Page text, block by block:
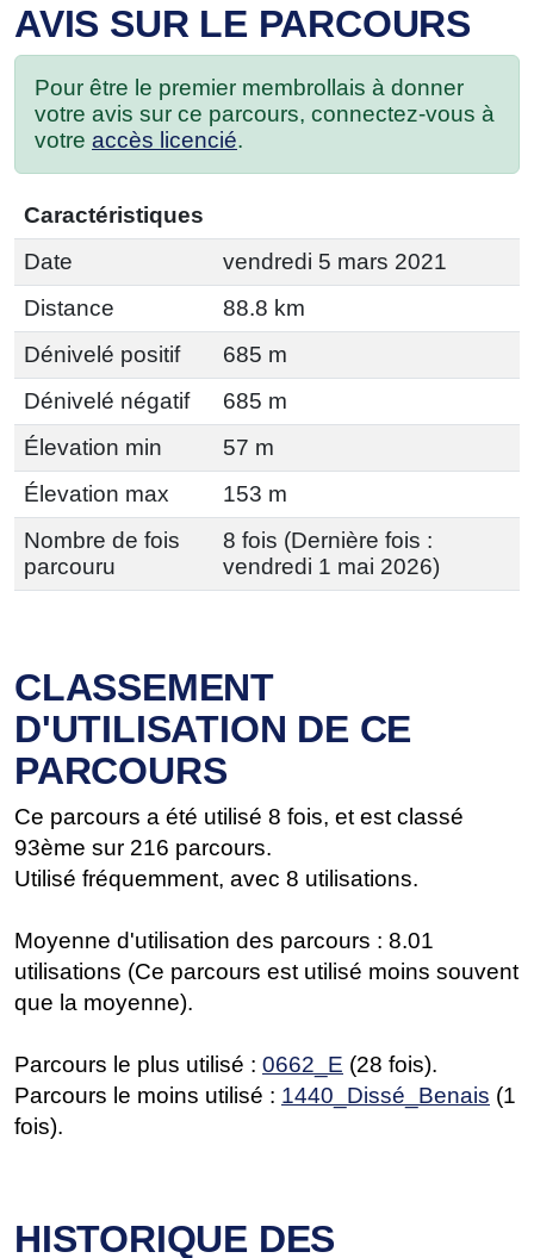
AVIS SUR LE PARCOURS
Pour être le premier membrollais à donner
votre avis sur ce parcours, connectez-vous à
votre accès licencié.
Caractéristiques
Date
vendredi 5 mars 2021
Distance
88.8 km
Dénivelé positif
685 m
Dénivelé négatif
685 m
Élevation min
57 m
Élevation max
153 m
Nombre de fois
parcouru
8 fois (Dernière fois :
vendredi 1 mai 2026)
CLASSEMENT
D'UTILISATION DE CE
PARCOURS
Ce parcours a été utilisé 8 fois, et est classé
93ème sur 216 parcours.
Utilisé fréquemment, avec 8 utilisations.
Moyenne d'utilisation des parcours : 8.01
utilisations (Ce parcours est utilisé moins souvent
que la moyenne).
Parcours le plus utilisé : 0662_E (28 fois).
Parcours le moins utilisé : 1440_Dissé_Benais (1
fois).
HISTORIQUE DES